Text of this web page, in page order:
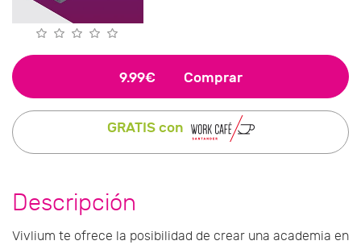
9.99€ Comprar
GRATIS con
Descripción
Vivlium te ofrece la posibilidad de crear una academia en